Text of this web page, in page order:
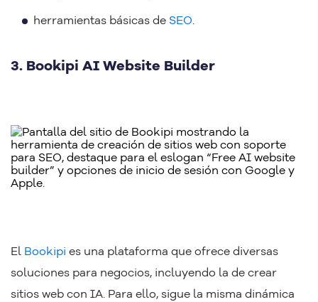
herramientas básicas de SEO.
3. Bookipi AI Website Builder
El Bookipi es una plataforma que ofrece diversas
soluciones para negocios, incluyendo la de crear
sitios web con IA. Para ello, sigue la misma dinámica